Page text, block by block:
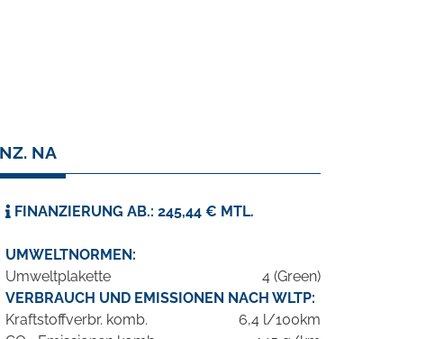
NA
FINANZIERUNG AB.: 245,44 € MTL.
UMWELTNORMEN:
Umweltplakette
4 (Green)
VERBRAUCH UND EMISSIONEN NACH WLTP:
Kraftstoffverbr. komb.
6,4 l/100km